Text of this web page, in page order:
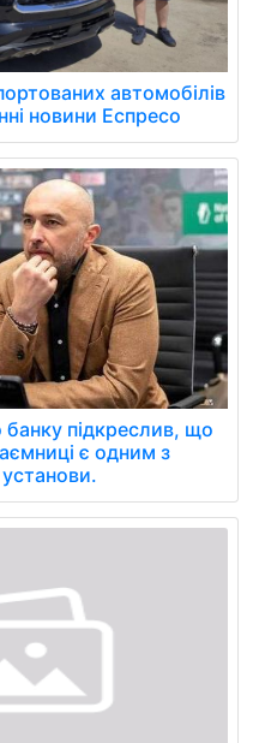
автомобілів
новини Еспресо
банку підкреслив, що
є одним з